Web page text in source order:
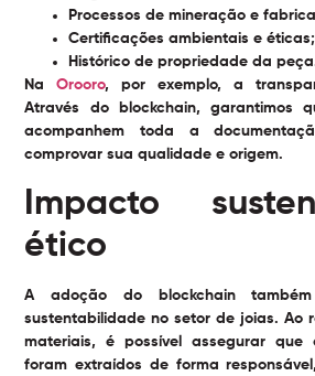
Processos de mineração e
Certificações ambientais e éticas;
Histórico de propriedade da
NaOrooro, por exemplo, a
Através do blockchain, garantimos
acompanhem toda a
comprovar sua qualidade e origem.
Impacto
ético
A adoção do blockchain
sustentabilidade no setor de joias. Ao
materiais, é possível assegurar
foram extraídos de forma